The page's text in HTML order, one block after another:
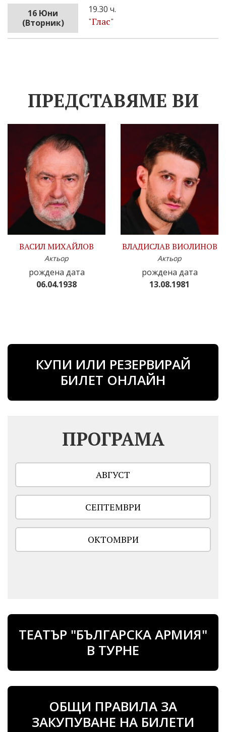
16 Юни
(Вторник)
19.30 ч.
"Глас"
ПРЕДСТАВЯМЕ ВИ
ВАСИЛ МИХАЙЛОВ
Актьор
рождена дата
06.04.1938
ВЛАДИСЛАВ ВИОЛИНОВ
Актьор
рождена дата
13.08.1981
КУПИ ИЛИ РЕЗЕРВИРАЙ
БИЛЕТ ОНЛАЙН
ПРОГРАМА
АВГУСТ
СЕПТЕМВРИ
ОКТОМВРИ
ТЕАТЪР "БЪЛГАРСКА АРМИЯ"
В ТУРНЕ
ОБЩИ ПРАВИЛА ЗА
ЗАКУПУВАНЕ НА БИЛЕТИ